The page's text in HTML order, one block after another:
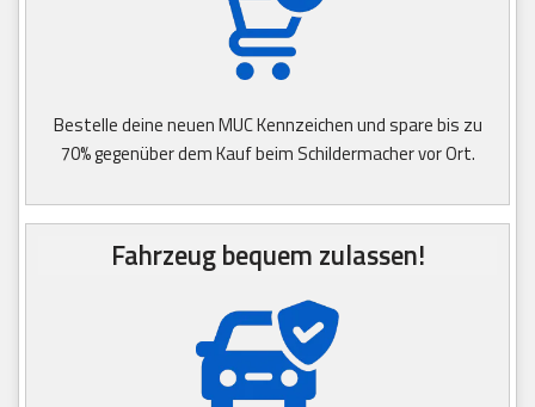
Bestelle deine neuen MUC Kennzeichen und spare bis zu
70% gegenüber dem Kauf beim Schildermacher vor Ort.
Fahrzeug bequem zulassen!